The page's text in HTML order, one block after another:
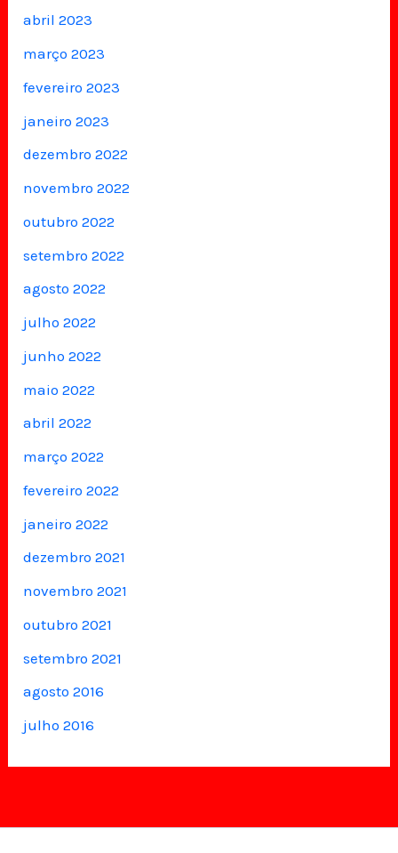
abril 2023
março 2023
fevereiro 2023
janeiro 2023
dezembro 2022
novembro 2022
outubro 2022
setembro 2022
agosto 2022
julho 2022
junho 2022
maio 2022
abril 2022
março 2022
fevereiro 2022
janeiro 2022
dezembro 2021
novembro 2021
outubro 2021
setembro 2021
agosto 2016
julho 2016